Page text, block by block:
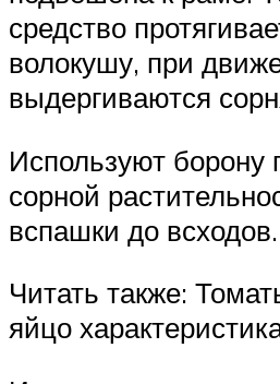
средство
волокушу, при
выдергиваются
Используют борону
сорной
вспашки до всходов.
Читать также:
яйцо